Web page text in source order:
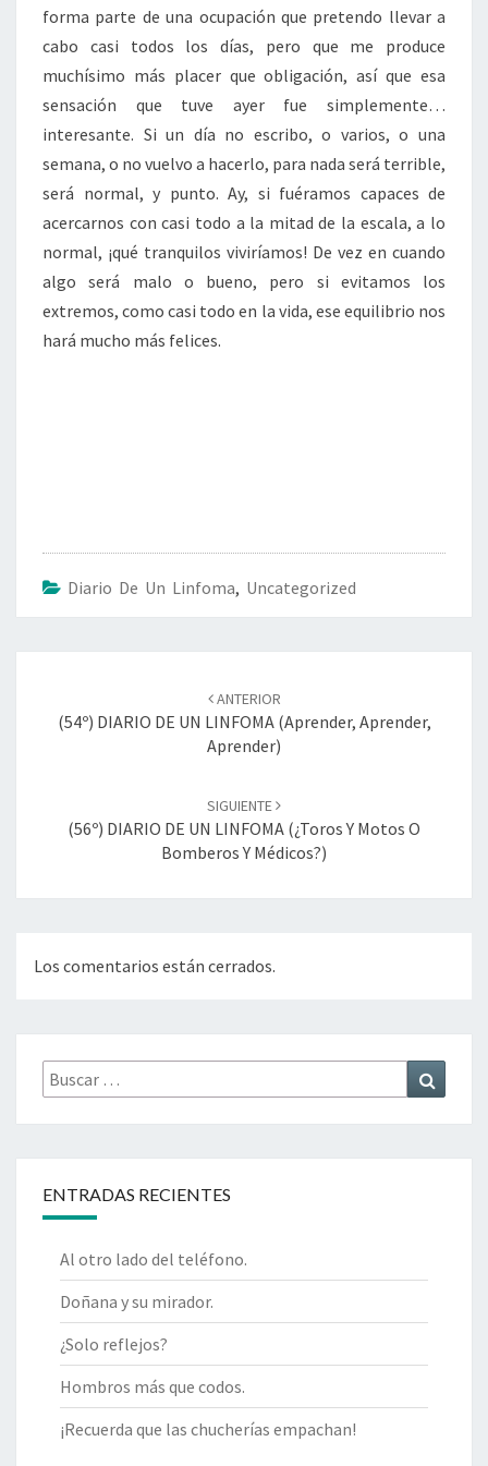
forma parte de una ocupación que pretendo llevar a
cabo casi todos los días, pero que me produce
muchísimo más placer que obligación, así que esa
sensación que tuve ayer fue simplemente…
interesante. Si un día no escribo, o varios, o una
semana, o no vuelvo a hacerlo, para nada será terrible,
será normal, y punto. Ay, si fuéramos capaces de
acercarnos con casi todo a la mitad de la escala, a lo
normal, ¡qué tranquilos viviríamos! De vez en cuando
algo será malo o bueno, pero si evitamos los
extremos, como casi todo en la vida, ese equilibrio nos
hará mucho más felices.
Diario De Un Linfoma, Uncategorized
entradas
ANTERIOR
(54º) DIARIO DE UN LINFOMA (aprender, Aprender,
Aprender)
SIGUIENTE
(56º) DIARIO DE UN LINFOMA (¿toros Y Motos O
Bomberos Y Médicos?)
Los comentarios están cerrados.
Buscar
por:
ENTRADAS RECIENTES
Al otro lado del teléfono.
Doñana y su mirador.
¿Solo reflejos?
Hombros más que codos.
¡Recuerda que las chucherías empachan!